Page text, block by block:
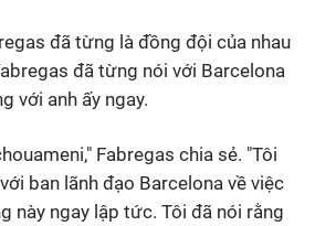
đã từng là đồng đội của nhau
đã từng nói với Barcelona
với anh ấy ngay.
Fabregas chia sẻ. "Tôi
ban lãnh đạo Barcelona về việc
này ngay lập tức. Tôi đã nói rằng